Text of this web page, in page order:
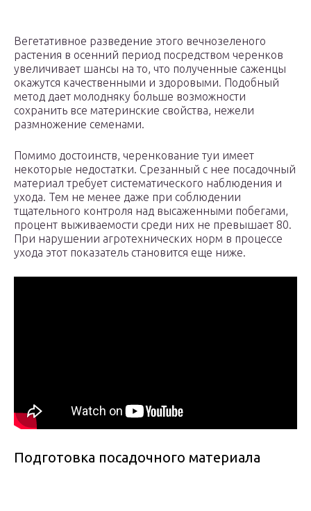
Вегетативное разведение этого вечнозеленого
растения в осенний период посредством черенков
увеличивает шансы на то, что полученные саженцы
окажутся качественными и здоровыми. Подобный
метод дает молодняку больше возможности
сохранить все материнские свойства, нежели
размножение семенами.
Помимо достоинств, черенкование туи имеет
некоторые недостатки. Срезанный с нее посадочный
материал требует систематического наблюдения и
ухода. Тем не менее даже при соблюдении
тщательного контроля над высаженными побегами,
процент выживаемости среди них не превышает 80.
При нарушении агротехнических норм в процессе
ухода этот показатель становится еще ниже.
Подготовка посадочного материала